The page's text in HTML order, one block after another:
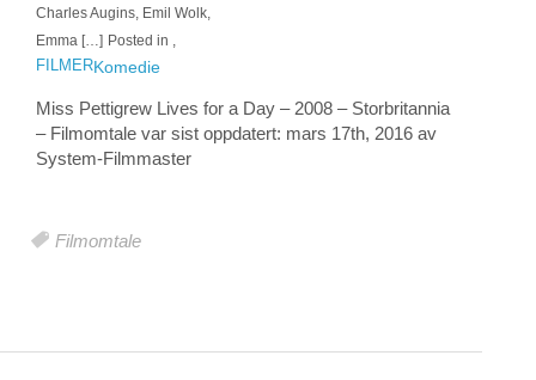
Charles Augins, Emil Wolk,
Emma […] Posted in
FILMERKomedie
Miss Pettigrew Lives for a Day – 2008 – Storbritannia
– Filmomtale var sist oppdatert: mars 17th, 2016 av
System-Filmmaster
Filmomtale